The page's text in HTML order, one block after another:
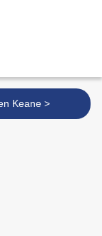
Glen Keane >